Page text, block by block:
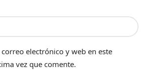
electrónico y web en este
vez que comente.